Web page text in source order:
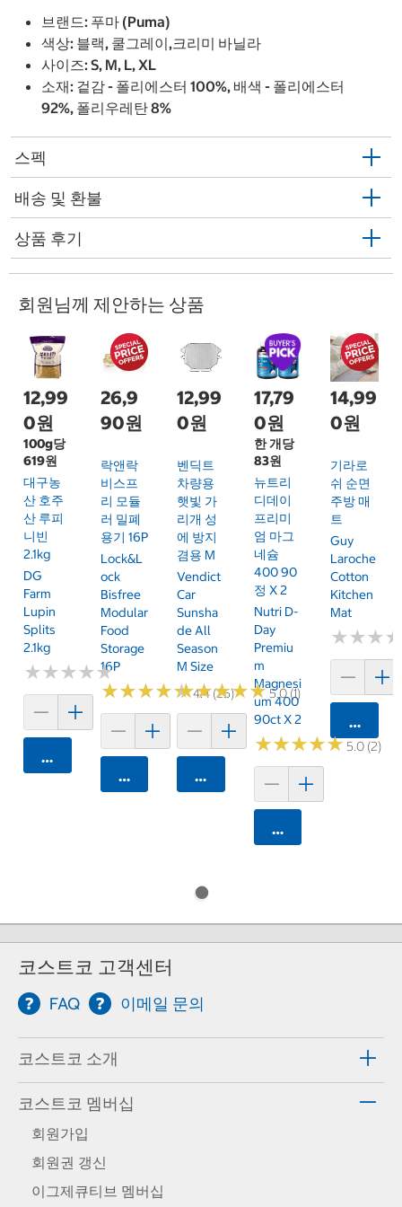
브랜드: 푸마 (Puma)
색상: 블랙, 쿨그레이,크리미 바닐라
사이즈: S, M, L, XL
소재: 겉감 - 폴리에스터 100%, 배색 - 폴리에스터
92%, 폴리우레탄 8%
스펙
배송 및 환불
상품 후기
회원님께 제안하는 상품
12,99
0원
100g당
619원
대구농
산 호주
산 루피
니빈
2.1kg
DG
Farm
Lupin
Splits
2.1kg
★★★★★
★★★★★
카트에 담기
26,9
90원
락앤락
비스프
리 모듈
러 밀폐
용기 16P
Lock&L
Ock
Bisfree
Modular
Food
Storage
16P
★★★★★
★★★★★4.4 (25)
카트에 담기
12,99
0원
벤딕트
차량용
햇빛 가
리개 성
에 방지
겸용 M
Vendict
Car
Sunsha
De All
Season
M Size
★★★★★
★★★★★5.0 (1)
카트에 담기
17,79
0원
한 개당
83원
뉴트리
디데이
프리미
엄 마그
네슘
400 90
정 X 2
Nutri D-
Day
Premiu
M
Magnesi
Um 400
90ct X 2
★★★★★
★★★★★5.0 (2)
카트에 담기
14,99
0원
기라로
쉬 순면
주방 매
트
Guy
Laroche
Cotton
Kitchen
Mat
★★★
★★★
카트에
코스트코 고객센터
FAQ 이메일 문의
코스트코 소개
코스트코 멤버십
회원가입
회원권 갱신
이그제큐티브 멤버십